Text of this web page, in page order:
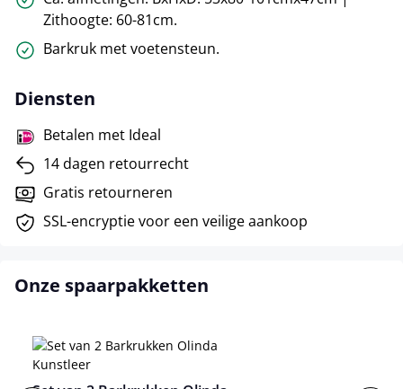
Zithoogte: 60-81cm.
Barkruk met voetensteun.
Diensten
Betalen met Ideal
14 dagen retourrecht
Gratis retourneren
SSL-encryptie voor een veilige aankoop
Onze spaarpakketten